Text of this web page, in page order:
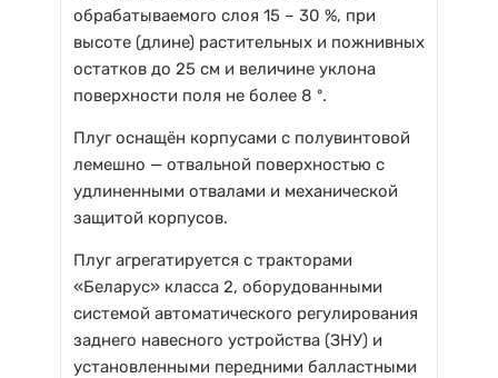
обрабатываемого слоя 15 – 30 %, при
высоте (длине) растительных и пожнивных
остатков до 25 см и величине уклона
поверхности поля не более 8 º.
Плуг оснащён корпусами с полувинтовой
лемешно — отвальной поверхностью с
удлиненными отвалами и механической
защитой корпусов.
Плуг агрегатируется с тракторами
«Беларус» класса 2, оборудованными
системой автоматического регулирования
заднего навесного устройства (ЗНУ) и
установленными передними балластными